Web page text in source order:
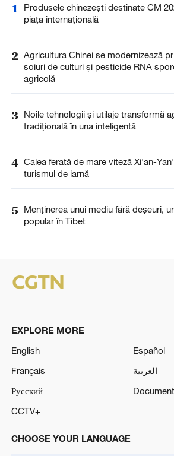
1
Produsele chinezești destinate CM
piața internațională
2 Agricultura Chinei se modernizează
soiuri de culturi și pesticide RNA
agricolă
3 Noile tehnologii și utilaje transformă
tradițională în una inteligentă
4 Calea ferată de mare viteză Xi'an-
turismul de iarnă
5
Menținerea unui mediu fără deșeuri,
popular în Tibet
EXPLORE MORE
English
Español
Français
العربية
Русский
CCTV+
CHOOSE YOUR LANGUAGE